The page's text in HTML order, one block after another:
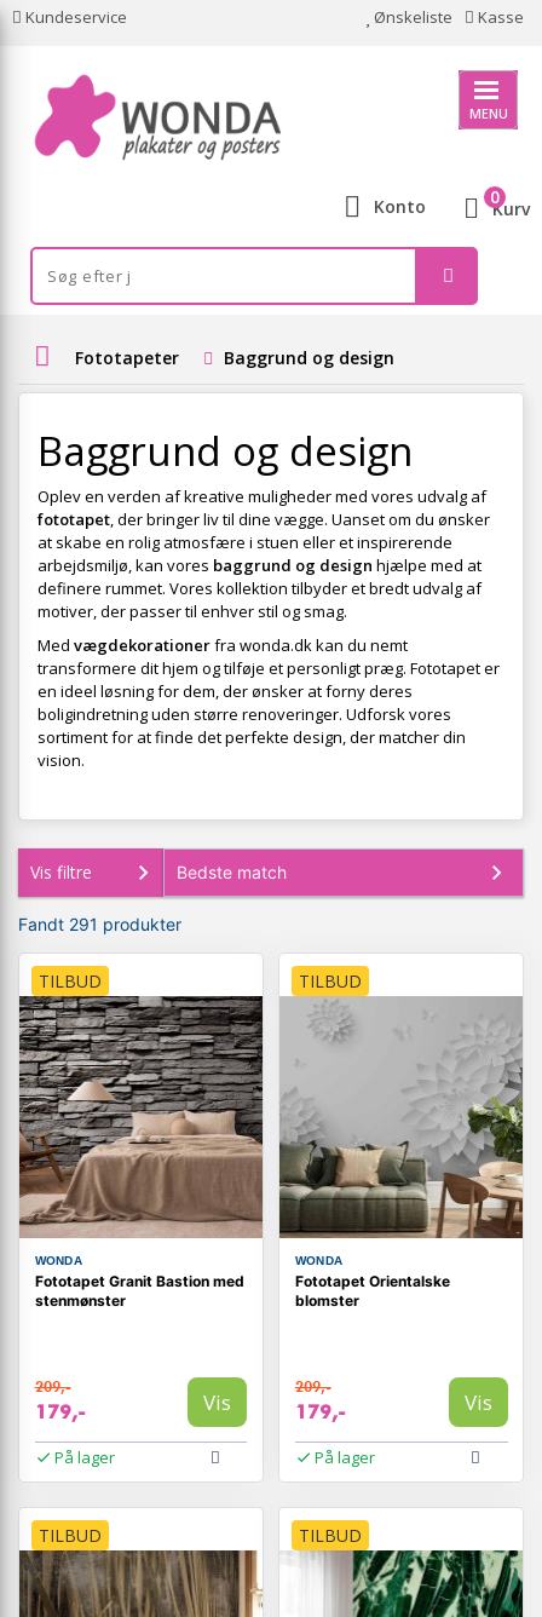
Kundeservice Ønskeliste Kasse
MENU
Konto Kurv
0
Fototapeter Baggrund og design
Baggrund og design
Oplev en verden af kreative muligheder med vores udvalg af
fototapet, der bringer liv til dine vægge. Uanset om du ønsker
at skabe en rolig atmosfære i stuen eller et inspirerende
arbejdsmiljø, kan vores baggrund og design hjælpe med at
definere rummet. Vores kollektion tilbyder et bredt udvalg af
motiver, der passer til enhver stil og smag.
Med vægdekorationerfra wonda.dk kan du nemt
transformere dit hjem og tilføje et personligt præg. Fototapet er
en ideel løsning for dem, der ønsker at forny deres
boligindretning uden større renoveringer. Udforsk vores
sortiment for at finde det perfekte design, der matcher din
vision.
Vis filtre
Fandt 291 produkter
TILBUD
WONDA
Fototapet Granit Bastion med
stenmønster
209,-
179,- Vis
På lager
TILBUD
WONDA
Fototapet Orientalske
blomster
209,-
179,- Vis
På lager
TILBUD TILBUD